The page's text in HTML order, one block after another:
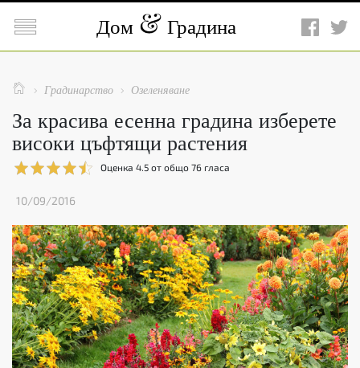
 Дом Градина
  Градинарство  Озеленяване
За красива есенна градина изберете
високи цъфтящи растения
Оценка 4.5 от общо 76 гласа
10/09/2016